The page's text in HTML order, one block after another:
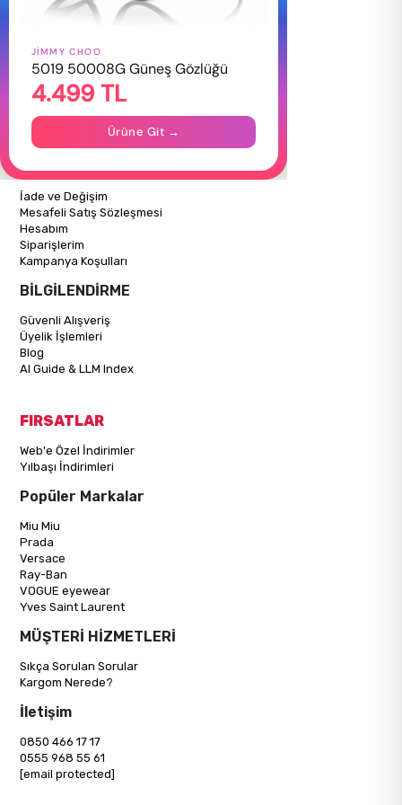
HAKKIMIZDA
Hakkımızda
Gizlilik Politikası
İletişim
ALIŞVERİŞ BİLGİLERİ
İade ve Değişim
Mesafeli Satış Sözleşmesi
Hesabım
Siparişlerim
Kampanya Koşulları
BİLGİLENDİRME
Güvenli Alışveriş
Üyelik İşlemleri
Blog
AI Guide & LLM Index
FIRSATLAR
Web'e Özel İndirimler
Yılbaşı İndirimleri
Popüler Markalar
Miu Miu
Prada
Versace
Ray-Ban
VOGUE eyewear
Yves Saint Laurent
MÜŞTERİ HİZMETLERİ
Sıkça Sorulan Sorular
Kargom Nerede?
İletişim
0850 466 17 17
0555 968 55 61
[email protected]
JIMMY CHOO
5019 50008G Güneş Gözlüğü
4.499 TL
Ürüne Git →